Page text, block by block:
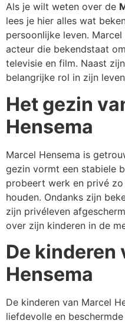
Als je wilt weten over de
lees je hier alles wat
persoonlijke leven.
acteur die bekendstaat
televisie en film. Naast
belangrijke rol in zijn
Het gezin
Hensema
Marcel Hensema is
gezin vormt een stabiele
probeert werk en privé
houden. Ondanks zijn
zijn privéleven
over zijn kinderen in de
De kinderen
Hensema
De kinderen van Marcel
liefdevolle en